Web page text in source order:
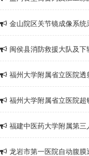
金山院区关节镜成像系统
闽侯县消防救援大队及
福州大学附属省立医院透
福州大学附属省立医院超
福建中医药大学附属第
龙岩市第一医院自动腹膜